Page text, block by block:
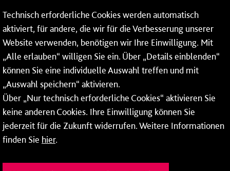
* Montags bis freitags bis 7 und ab 18 Uhr sowie an
Wochenenden und Feiertagen ganztags werden Ihre
Anrufe je nach Themenauswahl an ein Callcenter des
RMV oder von nextbike weitergeleitet. Dort erhalten Sie
ausschließlich Auskünfte zum Fahrplan bzw. zu
meinRad.
Technisch erforderliche Cookies werden automatisch
aktiviert, für andere, die wir für die Verbesserung unserer
Website verwenden, benötigen wir Ihre Einwilligung. Mit
„Alle erlauben“ willigen Sie ein. Über „Details einblenden“
können Sie eine individuelle Auswahl treffen und mit
„Auswahl speichern“ aktivieren.
Über „Nur technisch erforderliche Cookies“ aktivieren Sie
keine anderen Cookies. Ihre Einwilligung können Sie
jederzeit für die Zukunft widerrufen. Weitere Informationen
finden Sie hier.